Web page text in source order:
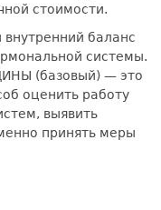
стоимости.
баланс
системы.
(базовый) — это
оценить работу
выявить
принять меры